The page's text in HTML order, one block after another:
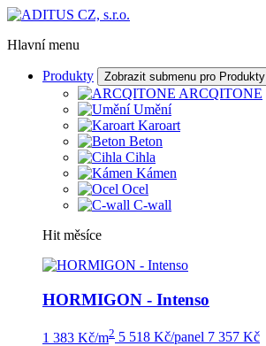
Hlavní menu
Produkty Zobrazit submenu pro Produkty
ARCQITONE
Umění
Karoart
Beton
Cihla
Kámen
Ocel
C-wall
Hit měsíce
HORMIGON - Intenso
1 383 Kč/m2 5 518 Kč/panel 7 357 Kč